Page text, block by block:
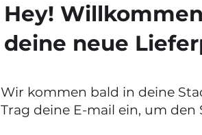
Hey!
deine neue
Wir kommen bald in deine
Trag deine E-mail ein, um den